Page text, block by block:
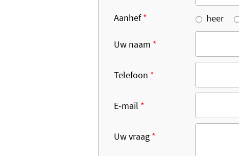
Aanhef* heer
Uw naam *
Telefoon *
E-mail *
Uw vraag *